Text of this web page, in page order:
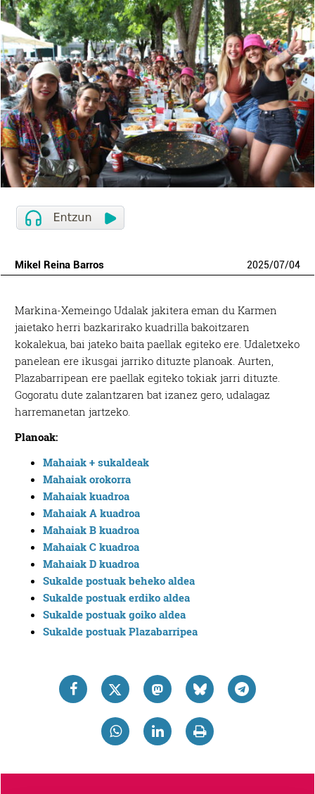
Mikel Reina Barros 2025/07/04
Markina-Xemeingo Udalak jakitera eman du Karmen
jaietako herri bazkarirako kuadrilla bakoitzaren
kokalekua, bai jateko baita paellak egiteko ere. Udaletxeko
panelean ere ikusgai jarriko dituzte planoak. Aurten,
Plazabarripean ere paellak egiteko tokiak jarri dituzte.
Gogoratu dute zalantzaren bat izanez gero, udalagaz
harremanetan jartzeko.
Planoak:
Mahaiak + sukaldeak
Mahaiak orokorra
Mahaiak kuadroa
Mahaiak A kuadroa
Mahaiak B kuadroa
Mahaiak C kuadroa
Mahaiak D kuadroa
Sukalde postuak beheko aldea
Sukalde postuak erdiko aldea
Sukalde postuak goiko aldea
Sukalde postuak Plazabarripea